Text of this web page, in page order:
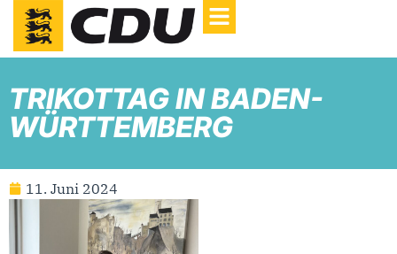
TRIKOTTAG IN BADEN-
WÜRTTEMBERG
11. Juni 2024